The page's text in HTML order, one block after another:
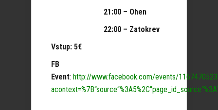
21:00 – Ohen
22:00 – Zatokrev
Vstup: 5€
FB
Event: http://www.facebook.com/events/